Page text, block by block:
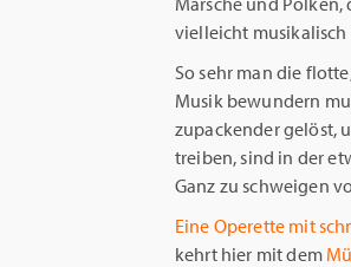
vielleicht musikalisch
So sehr man die
Musik bewundern
zupackender gelöst,
treiben, sind in der
Ganz zu schweigen
Eine Operette mit
kehrt hier mit dem